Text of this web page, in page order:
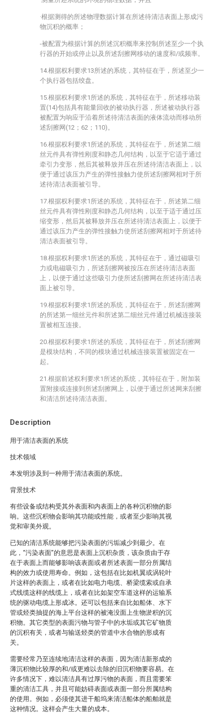
Description
用于清洁表面的系统
技术领域
本发明涉及到一种用于清洁表面的系统。
背景技术
有些设备或结构受其外表面和内表面上的各种沉积物的影
响。这些沉积物会影响其功能或性能，或者至少影响其视
觉和审美外观。
已知的清洁系统能够把污染表面的污垢减少到最少。在
此，“污染表面”的意思是表面上沉积杂质，该杂质由于存
在于表面上而能够影响该表面或者所述表面一部分所属结
构的效力或使用寿命。例如，这包括在比如机翼或涡轮叶
片这样的表面上，或者在比如电力电缆、桥梁缆索或自承
式线缆这样的线缆上，或者在比如架空车道这样的运输系
统的驱动电缆上形成冰。还可以包括来自比如船体、水下
管或烃类抽提的海上平台这样的被淹没面上生物淤积的沉
积物。其它类型的表面污物与管子中的水垢或其它矿物质
的沉积有关，或者与输送烃类的管道中水合物的形成有
关。
需要经常乃至连续地清洁这样的表面，因为清洁新形成的
薄沉积物比较厚的和/或更难以去除的旧沉积物要容易。在
许多情况下，难以清洁具有过厚污物的表面，而且需要笨
重的清洁工具，并且可能妨碍表面或表面一部分所属结构
的使用。例如，必须使其进干船坞来清洁船体的船舶就是
这种情况。这样会产生大量的成本。
·根据测得的所述物理数据计算在所述待清洁表面上形成污
物沉积的概率；
-被配置为根据计算的所述沉积概率来控制所述至少一个执
行器的开始或停止以及所述刮擦网移动的速度和/或频率。
14.根据权利要求13所述的系统，其特征在于，所述至少一
个执行器包括绞盘。
15.根据权利要求1所述的系统，其特征在于，所述移动装
置(14)包括具有能量回收的被动执行器，所述被动执行器
被配置为响应于沿着所述待清洁表面的液体流动而移动所
述刮擦网(12；62；110)。
16.根据权利要求1所述的系统，其特征在于，所述第二细
丝元件具有弹性刚度和静态几何结构，以至于它适于通过
牵引力变形，然后其被释放并压在所述待清洁表面上，以
便于通过该压力产生的弹性接触力使所述刮擦网相对于所
述待清洁表面被引导。
17.根据权利要求1所述的系统，其特征在于，所述第二细
丝元件具有弹性刚度和静态几何结构，以至于适于通过压
缩变形，然后其被释放并压在所述待清洁表面上，以便于
通过该压力产生的弹性接触力使所述刮擦网相对于所述待
清洁表面被引导。
18.根据权利要求1所述的系统，其特征在于，通过磁吸引
力或电磁吸引力，所述刮擦网被按压在所述待清洁表面
上，以便于通过这些吸引力使所述刮擦网在所述待清洁表
面上被引导。
19.根据权利要求1所述的系统，其特征在于，所述刮擦网
的所述第一细丝元件和所述第二细丝元件通过机械连接装
置被相互连接。
20.根据权利要求1所述的系统，其特征在于，所述刮擦网
是模块结构，不同的模块通过机械连接装置被固定在一
起。
21.根据前述权利要求1所述的系统，其特征在于，附加装
置附接或连接到所述刮擦网上，以便于通过所述网来刮擦
和清洁所述待清洁表面。